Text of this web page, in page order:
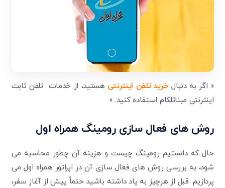
« اگر به دنبالخرید تلفن اینترنتی هستید، از خدمات تلفن ثابت
اینترنتی مبناتلکام استفاده کنید. »
روش های فعال سازی رومینگ همراه اول
حال که دانستیم رومینگ چیست و هزینه آن چطور محاسبه می
شود، به بررسی روش های فعال سازی آن در اپراتور همراه اول می
پردازیم. قبل از هرچیز به یاد داشته باشید حتماً پیش از آغاز سفر،